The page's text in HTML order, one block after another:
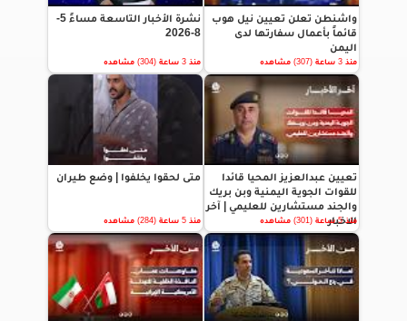
واشنطن تعلن تعيين نيل هوب
قائماً بأعمال سفارتها لدى
اليمن
منذ 3 ساعة (307) مشاهده
نشرة الأخبار التاسعة مساءً 5-
8-2026
منذ 3 ساعة (304) مشاهده
تعيين عبدالعزيز المحيا قائدا
للقوات الجوية اليمنية وبن بريك
والجند مستشارين للعليمي | آخر
الاخبار
منذ 5 ساعة (301) مشاهده
متى لحقوا يخلفوا | وضع طيران
منذ 5 ساعة (284) مشاهده